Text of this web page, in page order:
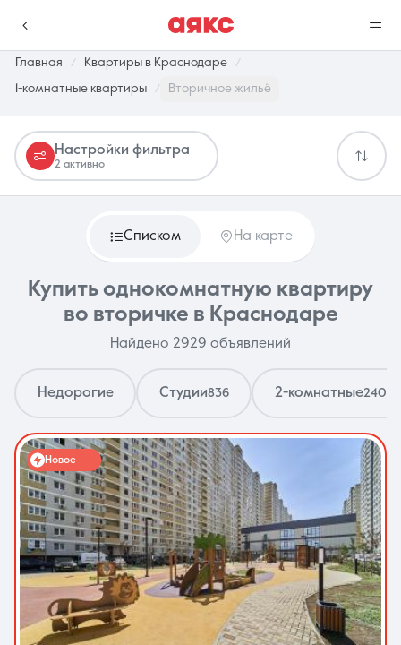
Избранное
0 объявлений 0 объявлений
Недвижимость Услуги
О компании Контакты
8 (861) 297-00-00
Ежедневно с 08:30 до 20:00
Главная Квартиры в Краснодаре
1-комнатные квартиры Вторичное жильё
Настройки фильтра
2 активно
Списком На карте
Купить однокомнатную квартиру
во вторичке в Краснодаре
Найдено 2929 объявлений
Недорогие Студии836 2-комнатные2400
Новое